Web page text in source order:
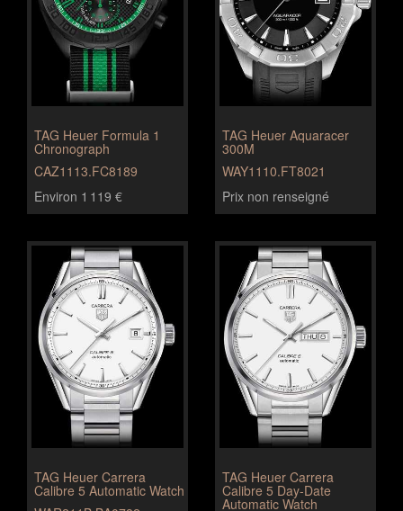
TAG Heuer Formula 1
Chronograph
CAZ1113.FC8189
Environ 1 119 €
TAG Heuer Aquaracer
300M
WAY1110.FT8021
Prix non renseigné
TAG Heuer Carrera
Calibre 5 Automatic Watch
TAG Heuer Carrera
Calibre 5 Day-Date
Automatic Watch